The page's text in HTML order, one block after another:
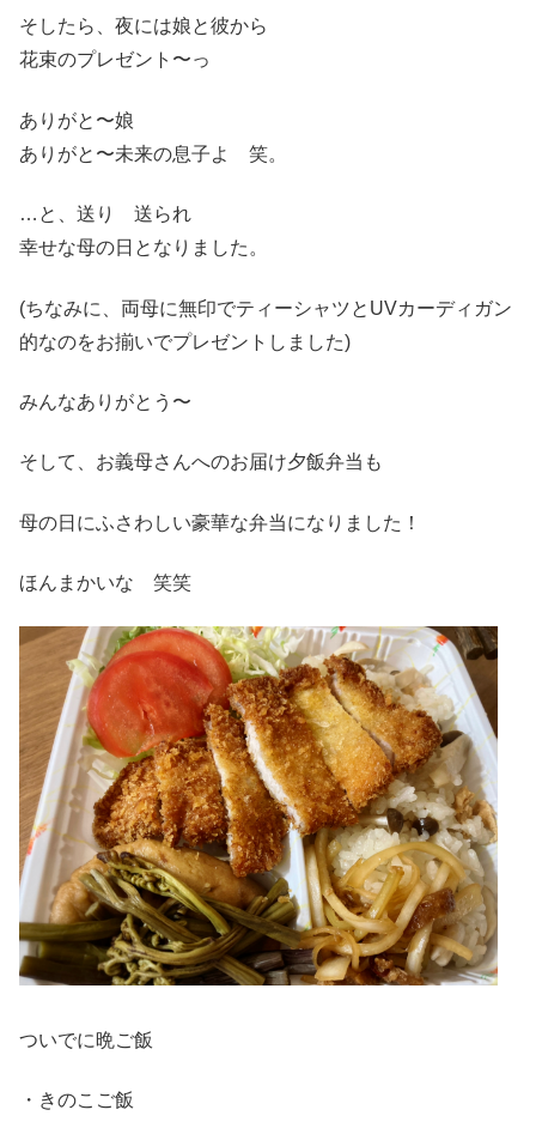
そしたら、夜には娘と彼から
花束のプレゼント〜っ
ありがと〜娘
ありがと〜未来の息子よ 笑。
…と、送り 送られ
幸せな母の日となりました。
(ちなみに、両母に無印でティーシャツとUVカーディガン
的なのをお揃いでプレゼントしました)
みんなありがとう〜
そして、お義母さんへのお届け夕飯弁当も
母の日にふさわしい豪華な弁当になりました！
ほんまかいな 笑笑
ついでに晩ご飯
・きのこご飯